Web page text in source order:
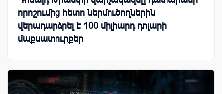
որոշումից հետո ներմուծողներին
վերադարձրել է 100 միլիարդ դոլարի
մաքսատուրքեր